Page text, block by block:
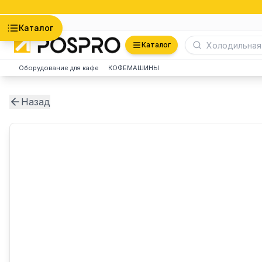
Каталог
Каталог
Оборудование для кафе КОФЕМАШИНЫ
Назад